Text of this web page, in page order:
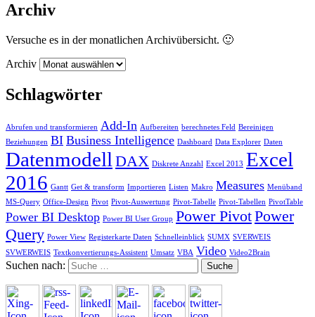
Archiv
Versuche es in der monatlichen Archivübersicht. 🙂
Archiv
Schlagwörter
Abrufen und transformieren Add-In Aufbereiten berechnetes Feld Bereinigen
Beziehungen BI Business Intelligence Dashboard Data Explorer Daten
Datenmodell DAX Diskrete Anzahl Excel 2013 Excel
2016 Gantt Get & transform Importieren Listen Makro Measures Menüband
MS-Query Office-Design Pivot Pivot-Auswertung Pivot-Tabelle Pivot-Tabellen PivotTable
Power BI Desktop Power BI User Group Power PivotPower
Query Power View Registerkarte Daten Schnelleinblick SUMX SVERWEIS
SVWERWEIS Textkonvertierungs-Assistent Umsatz VBA Video Video2Brain
Suchen nach: